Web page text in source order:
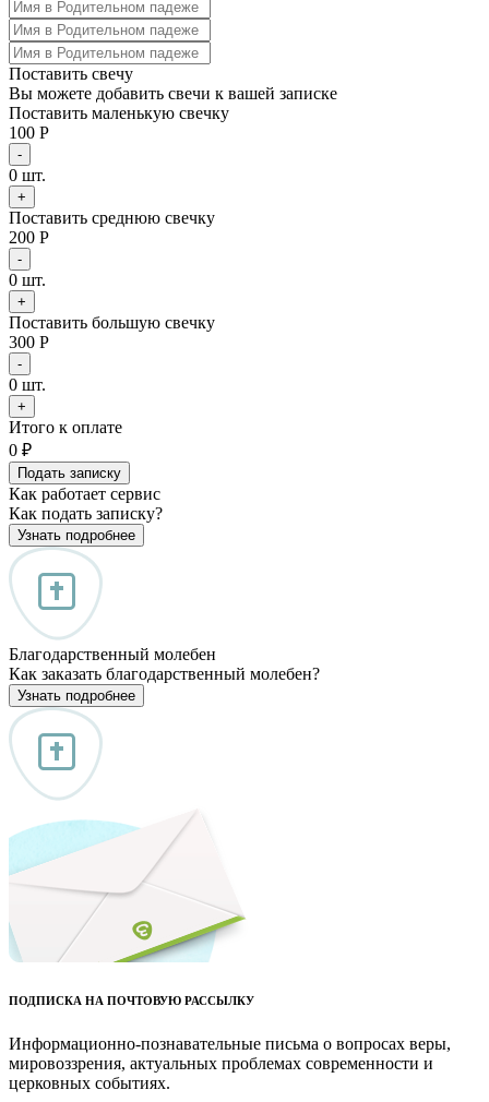
Поставить свечу
Вы можете добавить свечи к вашей записке
Поставить маленькую свечку
100 Р
-
0 шт.
+
Поставить среднюю свечку
200 Р
-
0 шт.
+
Поставить большую свечку
300 Р
-
0 шт.
+
Итого к оплате
0 ₽
Подать записку
Как работает сервис
Как подать записку?
Узнать подробнее
Благодарственный молебен
Как заказать благодарственный молебен?
Узнать подробнее
ПОДПИСКА НА ПОЧТОВУЮ РАССЫЛКУ
Информационно-познавательные письма о вопросах веры,
мировоззрения, актуальных проблемах современности и
церковных событиях.